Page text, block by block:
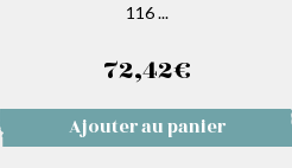
116 ...
72,42€
Ajouter au panier